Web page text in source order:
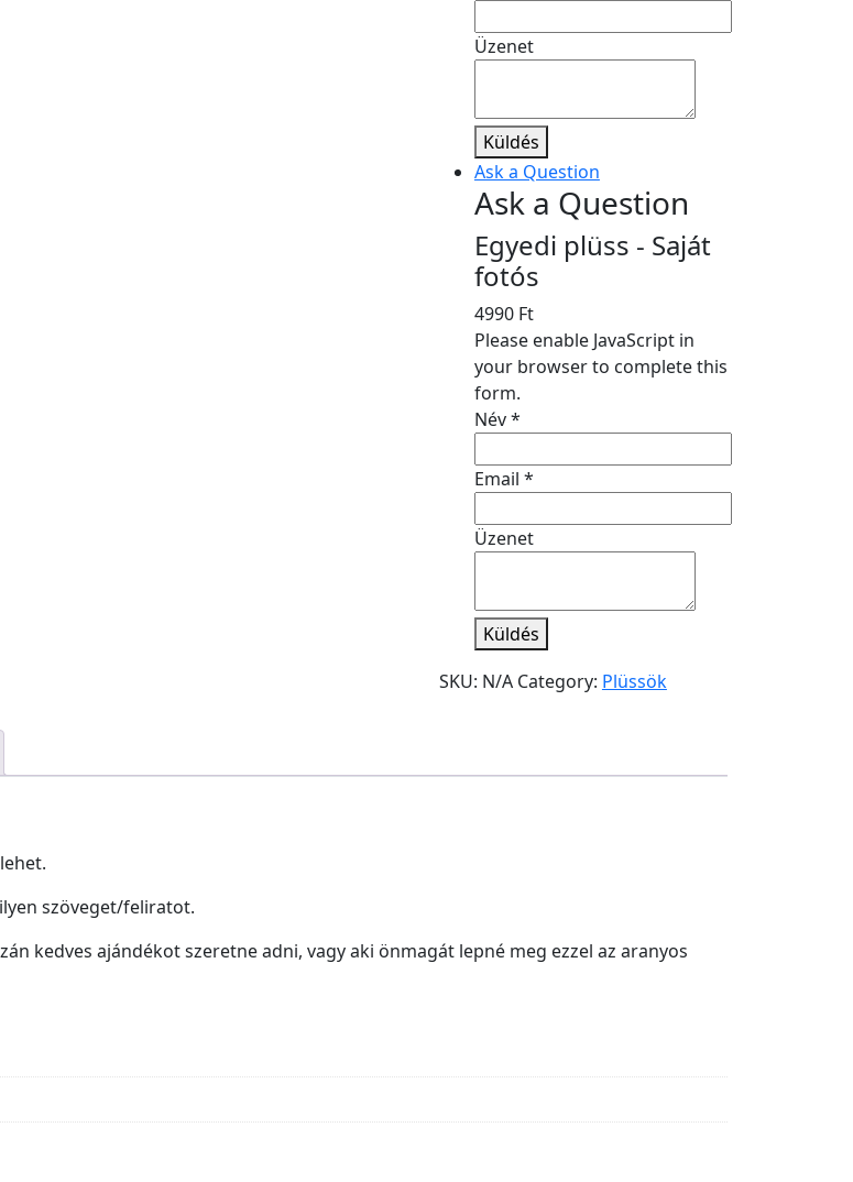
Üzenet
Küldés
Ask a Question
Ask a Question
Egyedi plüss - Saját
fotós
4990 Ft
Please enable JavaScript in
your browser to complete this
form.
Név*
Email *
Üzenet
Küldés
SKU: N/A Category: Plüssök
szöveget/feliratot.
kedves ajándékot szeretne adni, vagy aki önmagát lepné meg ezzel az aranyos